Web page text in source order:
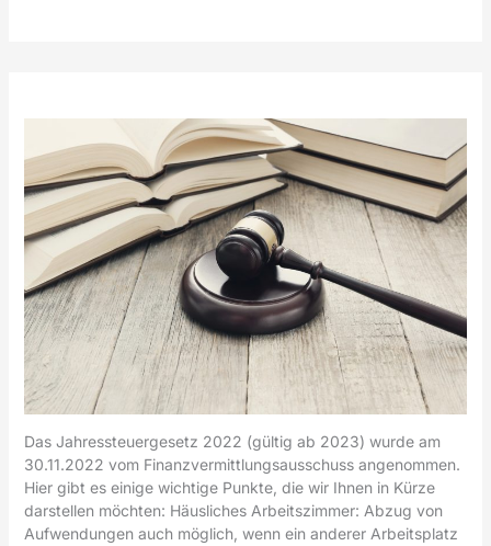
Das Jahressteuergesetz 2022 (gültig ab 2023) wurde am
30.11.2022 vom Finanzvermittlungsausschuss angenommen.
Hier gibt es einige wichtige Punkte, die wir Ihnen in Kürze
darstellen möchten: Häusliches Arbeitszimmer: Abzug von
Aufwendungen auch möglich, wenn ein anderer Arbeitsplatz